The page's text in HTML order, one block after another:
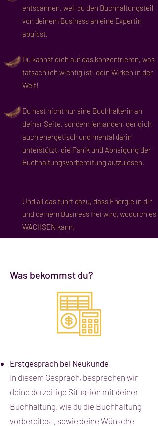
entspannen, weil du den Buchhaltungsteil
von deinem Business an eine Expertin
abgibst.
Du kannst dich auf das konzentrieren, was
tatsächlich wichtig ist: dein Wirken in der
Welt!
Du hast nicht nur eine Buchhalterin an
deiner Seite, sondern jemanden, der dich
auch energetisch und mental darin
unterstützt, die Panik und Abneigung der
Buchhaltungsvorbereitung aufzulösen.
Und all das führt dazu, dass Energie in dir
und deinem Business frei wird, wodurch es
WACHSEN kann!
Was bekommst du?
Erstgespräch bei Neukunde
In diesem Gespräch, besprechen wir
deine derzeitige Situation mit deiner
Buchhaltung, wie du die Buchhaltung
vorbereitest, sowie deine Wünsche